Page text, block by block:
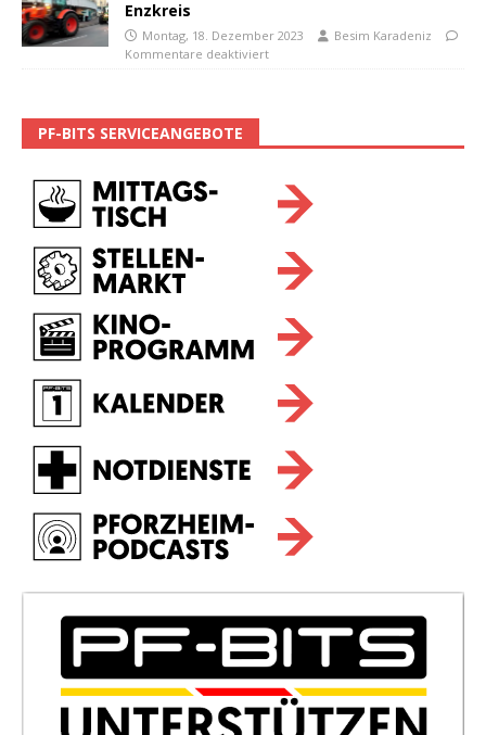
Enzkreis
Montag, 18. Dezember 2023
Besim Karadeniz
Kommentare deaktiviert
PF-BITS SERVICEANGEBOTE